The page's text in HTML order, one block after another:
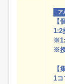
ア
【
1:2
※
【
1コ